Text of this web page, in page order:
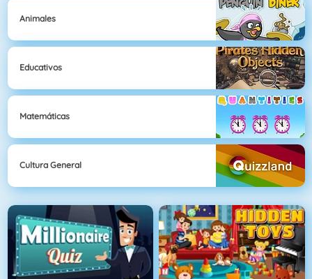
Animales
Educativos
Matemáticas
Cultura General